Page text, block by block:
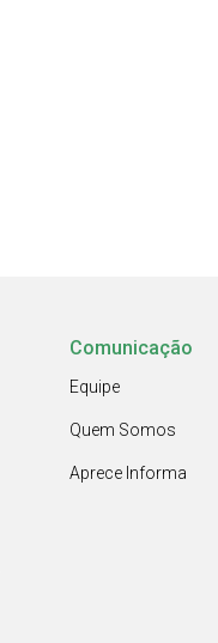
Comunicação
Equipe
Quem Somos
Aprece Informa